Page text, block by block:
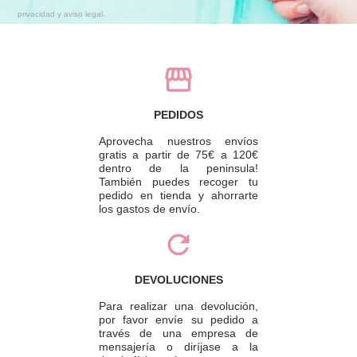
privacidad y aviso legal.
PEDIDOS
Aprovecha nuestros envíos
gratis a partir de 75€ a 120€
dentro de la peninsula!
También puedes recoger tu
pedido en tienda y ahorrarte
los gastos de envío.
DEVOLUCIONES
Para realizar una devolución,
por favor envíe su pedido a
través de una empresa de
mensajería o diríjase a la